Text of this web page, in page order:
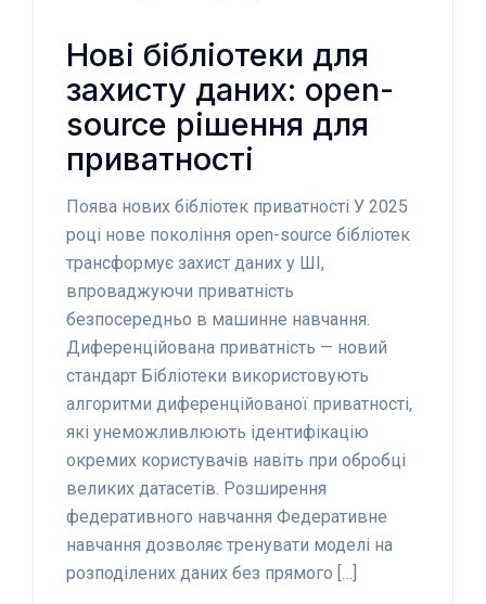
Нові бібліотеки для
захисту даних: open-
source рішення для
приватності
Поява нових бібліотек приватності У 2025
році нове покоління open-source бібліотек
трансформує захист даних у ШІ,
впроваджуючи приватність
безпосередньо в машинне навчання.
Диференційована приватність — новий
стандарт Бібліотеки використовують
алгоритми диференційованої приватності,
які унеможливлюють ідентифікацію
окремих користувачів навіть при обробці
великих датасетів. Розширення
федеративного навчання Федеративне
навчання дозволяє тренувати моделі на
розподілених даних без прямого […]